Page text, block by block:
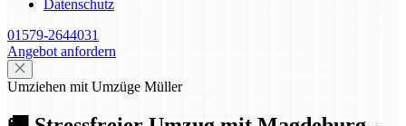
Datenschutz
01579-2644031
Angebot anfordern
Umziehen mit Umzüge Müller